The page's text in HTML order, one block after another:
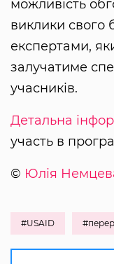
можливість
виклики свого
експертами,
залучатиме
учасників.
Детальна
участь в
© Юлія
#USAID